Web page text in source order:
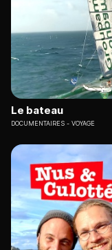
Le bateau
DOCUMENTAIRES VOYAGE